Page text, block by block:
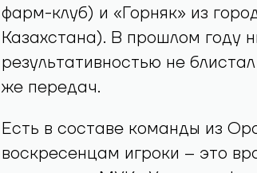
фарм-клуб) и «Горняк» из
Казахстана). В прошлом году
результативностью не
же передач.
Есть в составе команды из
воскресенцам игроки – это